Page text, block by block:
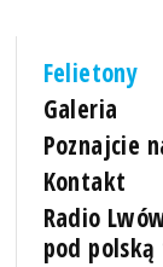
Felietony
Galeria
Poznajcie
Kontakt
Radio
pod